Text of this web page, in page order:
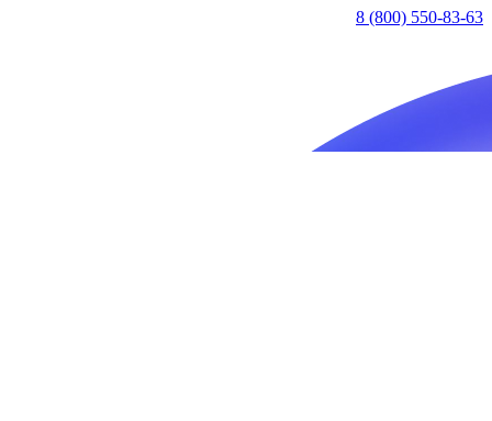
8 (800) 550-83-63